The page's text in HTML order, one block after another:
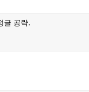
글 공략.